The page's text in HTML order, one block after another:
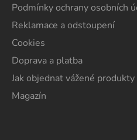
Podmínky ochrany osobních
Reklamace a odstoupení
Cookies
Doprava a platba
Jak objednat vážené produkty
Magazín